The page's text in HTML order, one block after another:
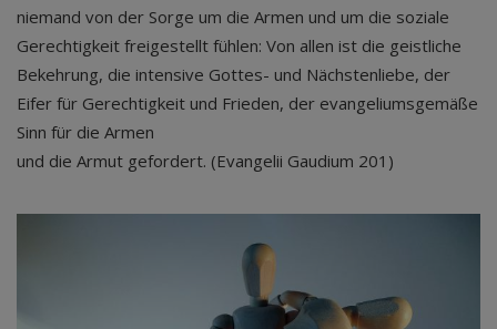
niemand von der Sorge um die Armen und um die soziale
Gerechtigkeit freigestellt fühlen: Von allen ist die geistliche
Bekehrung, die intensive Gottes- und Nächstenliebe, der
Eifer für Gerechtigkeit und Frieden, der evangeliumsgemäße
Sinn für die Armen
und die Armut gefordert. (Evangelii Gaudium 201)